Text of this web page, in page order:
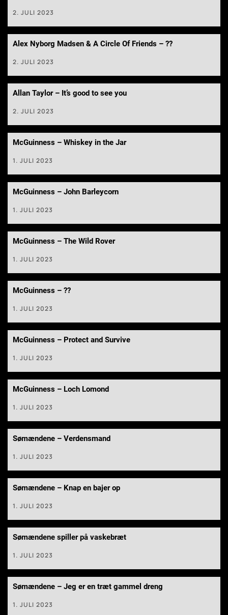
2. JULI 2023
Alex Nyborg Madsen & A Circle Of Friends – ??
2. JULI 2023
Allan Taylor – It’s good to see you
2. JULI 2023
McGuinness – Whiskey in the Jar
1. JULI 2023
McGuinness – John Barleycorn
1. JULI 2023
McGuinness – The Wild Rover
1. JULI 2023
McGuinness – ??
1. JULI 2023
McGuinness – Protect and Survive
1. JULI 2023
McGuinness – Loch Lomond
1. JULI 2023
Sømændene – Verdensmand
1. JULI 2023
Sømændene – Knap en bajer op
1. JULI 2023
Sømændene spiller på vaskebræt
1. JULI 2023
Sømændene – Jeg er en træt gammel dreng
1. JULI 2023